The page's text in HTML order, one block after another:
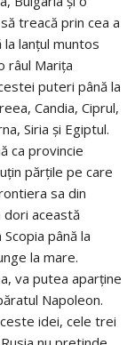
treacă prin cea a
la lanțul muntos
râul Marița
puteri până la
Candia, Ciprul,
Siria și Egiptul.
ca provincie
părțile pe care
sa din
dori această
până la
la mare.
va putea aparține
Napoleon.
idei, cele trei